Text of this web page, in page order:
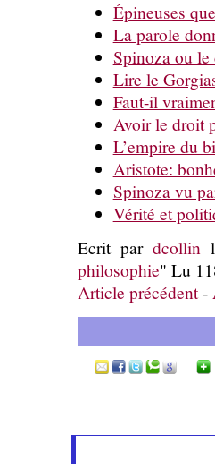
Épineuses
La parole
Spinoza ou le
Lire le
Faut-il
Avoir le droit
L’empire du
Aristote:
Spinoza vu
Vérité et
Ecrit par dcollin
philosophie" Lu
Article précédent-